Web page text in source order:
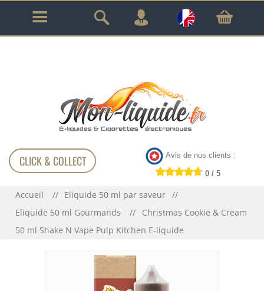
GARANTIE À VIE SUR TOUT LE MATÉRIEL
!!!
CLICK & COLLECT Avis de nos clients :
0 / 5
Accueil
Eliquide 50 ml par saveur
Eliquide 50 ml Gourmands
Christmas Cookie & Cream
50 ml Shake N Vape Pulp Kitchen E-liquide